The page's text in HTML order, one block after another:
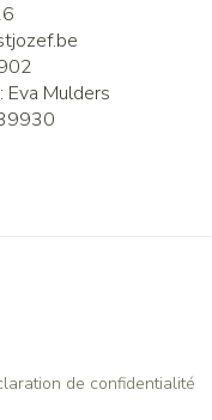
Eva Mulders
de confidentialité